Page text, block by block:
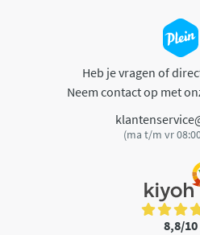
Heb je vragen of
Neem contact op met
(ma t/m vr
8,8/10